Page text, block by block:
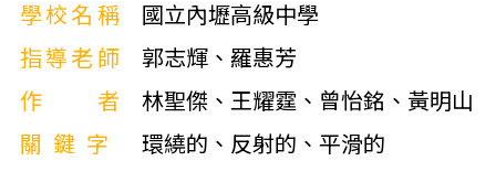
學校名稱
國立內壢高級中學
指導老師
郭志輝、羅惠芳
作者
林聖傑、王耀霆、曾怡銘、黃明山
關鍵字
環繞的、反射的、平滑的